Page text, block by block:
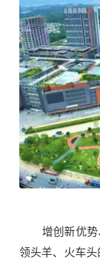
增创新优势、
领头羊、火车头